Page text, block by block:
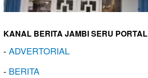
KANAL BERITA JAMBI SERU PORTAL
-ADVERTORIAL
- BERITA